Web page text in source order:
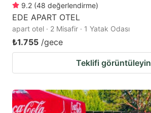
9.2 (48 değerlendirme)
EDE APART OTEL
apart otel · 2 Misafir · 1 Yatak Odası
₺1.755 /gece
Teklifi görüntüleyin